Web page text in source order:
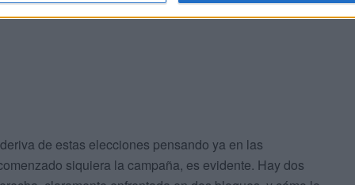
de estas elecciones pensando ya en las
siquiera la campaña, es evidente. Hay dos